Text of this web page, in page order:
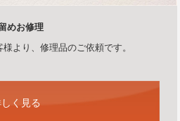
めお修理
より、修理品のご依頼です。
く見る